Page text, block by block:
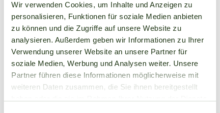
Wir verwenden Cookies, um Inhalte und Anzeigen zu
personalisieren, Funktionen für soziale Medien anbieten
zu können und die Zugriffe auf unsere Website zu
analysieren. Außerdem geben wir Informationen zu Ihrer
Verwendung unserer Website an unsere Partner für
soziale Medien, Werbung und Analysen weiter. Unsere
Partner führen diese Informationen möglicherweise mit
weiteren Daten zusammen, die Sie ihnen bereitgestellt